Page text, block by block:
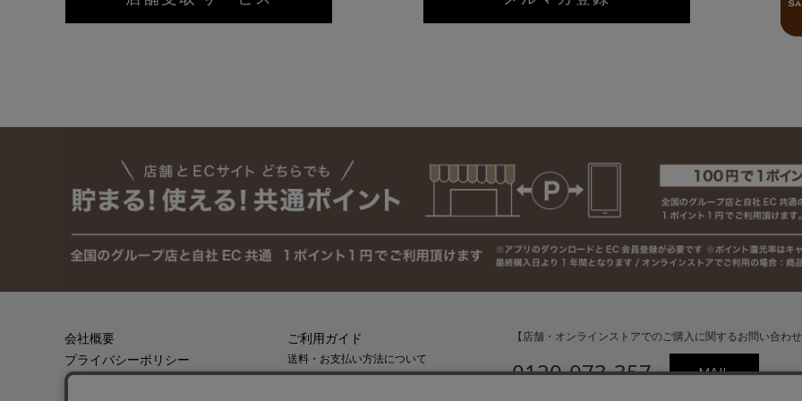
会社概要
プライバシーポリシー
特定商取引法に基づく表記
ご利用ガイド
送料・お支払い方法について
返品・キャンセルについて
【店舗・オンラインストアでのご購入に関するお問い合わ
0120-073-357
MAIL